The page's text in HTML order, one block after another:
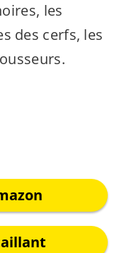
les
des cerfs, les